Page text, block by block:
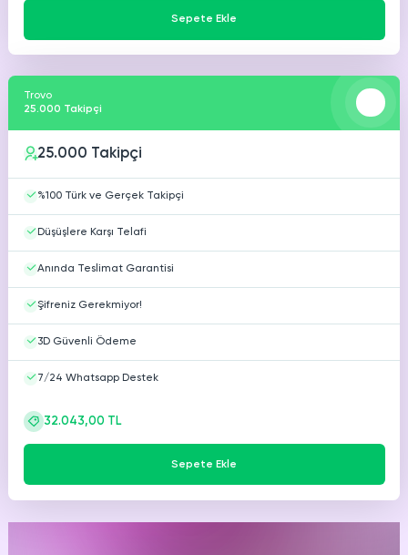
Sepete Ekle
Trovo
25.000 Takipçi
25.000 Takipçi
%100 Türk ve Gerçek Takipçi
Düşüşlere Karşı Telafi
Anında Teslimat Garantisi
Şifreniz Gerekmiyor!
3D Güvenli Ödeme
7/24 Whatsapp Destek
32.043,00 TL
Sepete Ekle